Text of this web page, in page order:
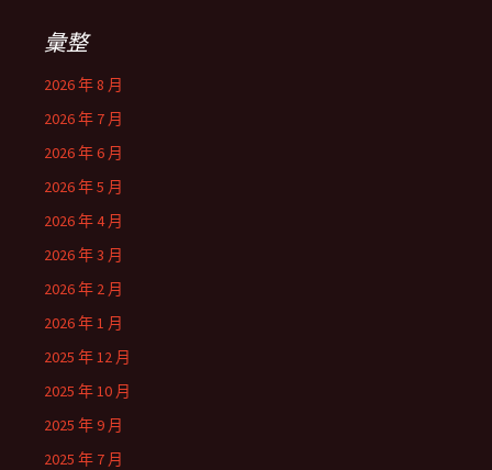
彙整
2026 年 8 月
2026 年 7 月
2026 年 6 月
2026 年 5 月
2026 年 4 月
2026 年 3 月
2026 年 2 月
2026 年 1 月
2025 年 12 月
2025 年 10 月
2025 年 9 月
2025 年 7 月